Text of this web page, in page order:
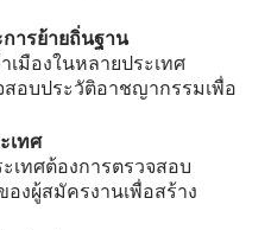
ารย้ายถิ่นฐาน
เมืองในหลายประเทศ
อบประวัติอาชญากรรมเพื่อ
เทศ
เทศต้องการตรวจสอบ
งผู้สมัครงานเพื่อสร้าง